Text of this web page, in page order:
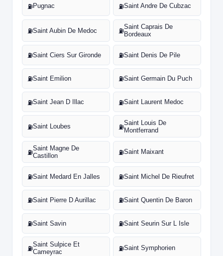
⛽Pugnac ⛽Saint Andre De Cubzac
⛽Saint Aubin De Medoc ⛽
Saint Caprais De
Bordeaux
⛽Saint Ciers Sur Gironde ⛽Saint Denis De Pile
⛽Saint Emilion ⛽Saint Germain Du Puch
⛽Saint Jean D Illac ⛽Saint Laurent Medoc
⛽Saint Loubes ⛽
Saint Louis De
Montferrand
⛽
Saint Magne De
Castillon
⛽Saint Maixant
⛽Saint Medard En Jalles ⛽Saint Michel De Rieufret
⛽Saint Pierre D Aurillac ⛽Saint Quentin De Baron
⛽Saint Savin ⛽Saint Seurin Sur L Isle
⛽
Saint Sulpice Et
Cameyrac
⛽Saint Symphorien